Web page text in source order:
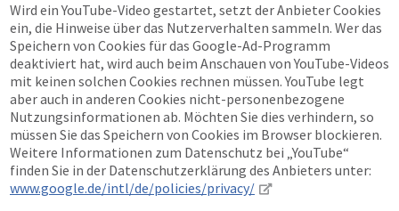
Wird ein YouTube-Video gestartet, setzt der Anbieter Cookies
ein, die Hinweise über das Nutzerverhalten sammeln. Wer das
Speichern von Cookies für das Google-Ad-Programm
deaktiviert hat, wird auch beim Anschauen von YouTube-Videos
mit keinen solchen Cookies rechnen müssen. YouTube legt
aber auch in anderen Cookies nicht-personenbezogene
Nutzungsinformationen ab. Möchten Sie dies verhindern, so
müssen Sie das Speichern von Cookies im Browser blockieren.
Weitere Informationen zum Datenschutz bei „YouTube“
finden Sie in der Datenschutzerklärung des Anbieters unter:
www.google.de/intl/de/policies/privacy/